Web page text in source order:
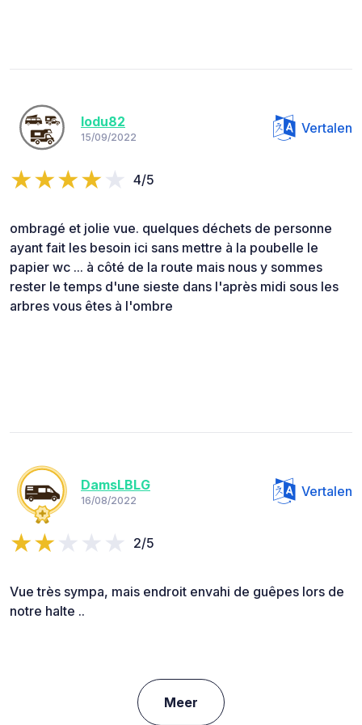
lodu82
15/09/2022
Vertalen
4/5
ombragé et jolie vue. quelques déchets de personne
ayant fait les besoin ici sans mettre à la poubelle le
papier wc ... à côté de la route mais nous y sommes
rester le temps d'une sieste dans l'après midi sous les
arbres vous êtes à l'ombre
DamsLBLG
16/08/2022
Vertalen
2/5
Vue très sympa, mais endroit envahi de guêpes lors de
notre halte ..
Meer